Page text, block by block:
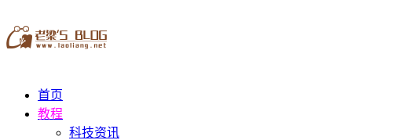
首页
教程
科技资讯